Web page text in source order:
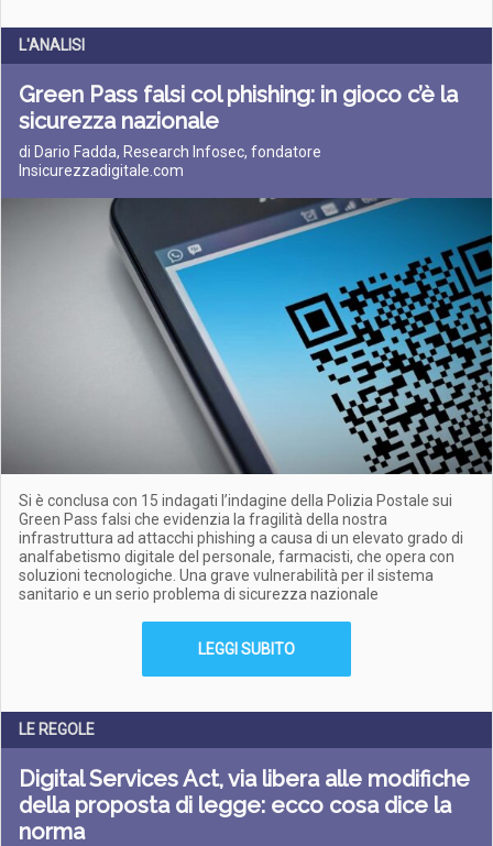
L'ANALISI
Green Pass falsi col phishing: in gioco c’è la
sicurezza nazionale
di Dario Fadda, Research Infosec, fondatore
Insicurezzadigitale.com
Si è conclusa con 15 indagati l’indagine della Polizia Postale sui
Green Pass falsi che evidenzia la fragilità della nostra
infrastruttura ad attacchi phishing a causa di un elevato grado di
analfabetismo digitale del personale, farmacisti, che opera con
soluzioni tecnologiche. Una grave vulnerabilità per il sistema
sanitario e un serio problema di sicurezza nazionale
LEGGI SUBITO
LE REGOLE
Digital Services Act, via libera alle modifiche
della proposta di legge: ecco cosa dice la
norma